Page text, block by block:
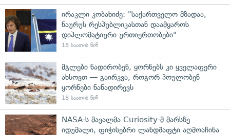
ირაკლი კობახიძე: "საქართველო მზადაა,
ნაურუს რესპუბლიკასთან დაამყაროს
დიპლომატიური ურთიერთობები"
18 საათის წინ
მგლები ნადირობენ, ყორნებს კი ყველაფერი
ახსოვთ — გაირკვა, როგორ პოულობენ
ყორნები ნანადირევს
18 საათის წინ
NASA-ს მავალმა Curiosity-მ მარსზე
იდუმალი, ფიჭისებრი ლანდშაფტი აღმოაჩინა